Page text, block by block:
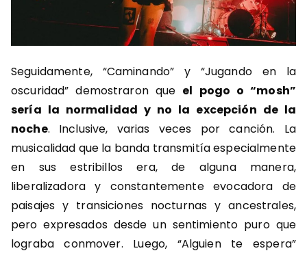
Seguidamente, “Caminando” y “Jugando en la
oscuridad” demostraron que el pogo o “mosh”
sería la normalidad y no la excepción de la
noche. Inclusive, varias veces por canción. La
musicalidad que la banda transmitía especialmente
en sus estribillos era, de alguna manera,
liberalizadora y constantemente evocadora de
paisajes y transiciones nocturnas y ancestrales,
pero expresados desde un sentimiento puro que
lograba conmover. Luego, “Alguien te espera”